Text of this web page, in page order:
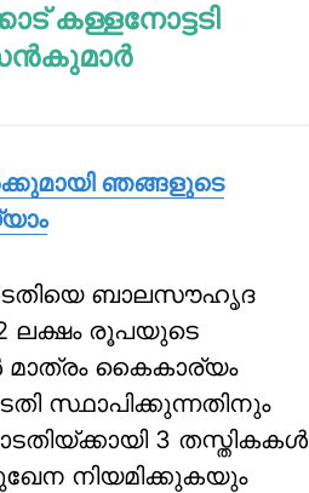
കള്ളനോട്ടടി
ഞങ്ങളുടെ
ബാലസൗഹൃദ
ലക്ഷം രൂപയുടെ
കൈകാര്യം
സ്ഥാപിക്കുന്നതിനും
3 തസ്തികകള്‍
നിയമിക്കുകയും